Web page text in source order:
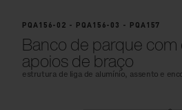
PQA156-02 - PQA156-03 - PQA157
Banco de parque
apoios de braço
estrutura de liga de alumínio, assento e